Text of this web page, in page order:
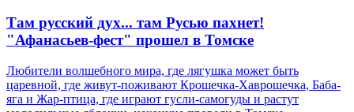
Там русский дух... там Русью пахнет!
"Афанасьев-фест" прошел в Томске
Любители волшебного мира, где лягушка может быть
царевной, где живут-поживают Крошечка-Хаврошечка, Баба-
яга и Жар-птица, где играют гусли-самогуды и растут